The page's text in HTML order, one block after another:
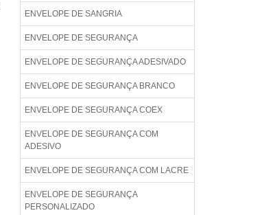
ENVELOPE DE SANGRIA
ENVELOPE DE SEGURANÇA
ENVELOPE DE SEGURANÇA ADESIVADO
ENVELOPE DE SEGURANÇA BRANCO
ENVELOPE DE SEGURANÇA COEX
ENVELOPE DE SEGURANÇA COM
ADESIVO
ENVELOPE DE SEGURANÇA COM LACRE
ENVELOPE DE SEGURANÇA
PERSONALIZADO